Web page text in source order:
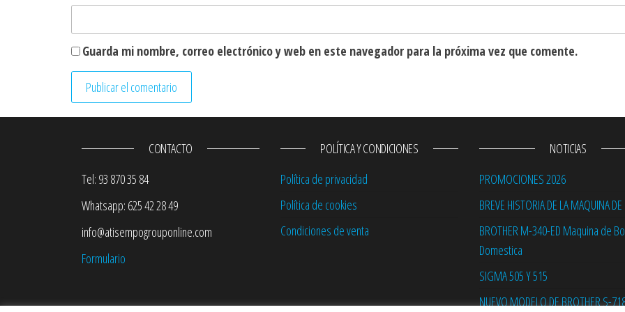
Guarda mi nombre, correo electrónico y web en este navegador para la próxima vez que comente.
CONTACTO
Tel: 93 870 35 84
Whatsapp: 625 42 28 49
info@atisempogrouponline.com
Formulario
POLÍTICA Y CONDICIONES
Política de privacidad
Política de cookies
Condiciones de venta
NOTICIAS
PROMOCIONES 2026
BREVE HISTORIA DE LA MAQUINA
BROTHER M-340-ED Maquina de
Domestica
SIGMA 505 Y 515
NUEVO MODELO DE BROTHER S-